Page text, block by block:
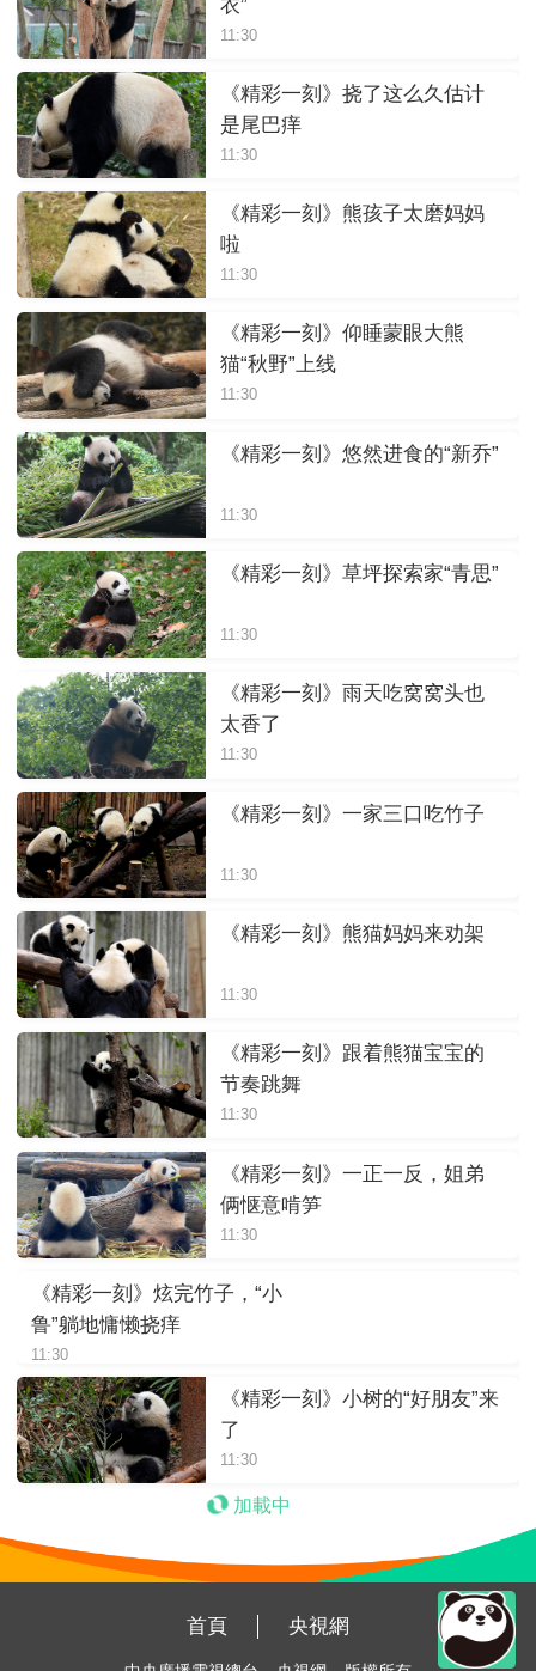
衣”
11:30
《精彩一刻》挠了这么久估计
是尾巴痒
11:30
《精彩一刻》熊孩子太磨妈妈
啦
11:30
《精彩一刻》仰睡蒙眼大熊
猫“秋野”上线
11:30
《精彩一刻》悠然进食的“新乔”
11:30
《精彩一刻》草坪探索家“青思”
11:30
《精彩一刻》雨天吃窝窝头也
太香了
11:30
《精彩一刻》一家三口吃竹子
11:30
《精彩一刻》熊猫妈妈来劝架
11:30
《精彩一刻》跟着熊猫宝宝的
节奏跳舞
11:30
《精彩一刻》一正一反，姐弟
俩惬意啃笋
11:30
《精彩一刻》炫完竹子，“小
鲁”躺地慵懒挠痒
11:30
《精彩一刻》小树的“好朋友”来
了
11:30
加載中
首頁 央視網